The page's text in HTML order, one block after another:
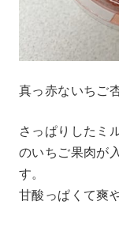
真っ赤ないちご
さっぱりしたミ
のいちご果肉が
す。
甘酸っぱくて爽